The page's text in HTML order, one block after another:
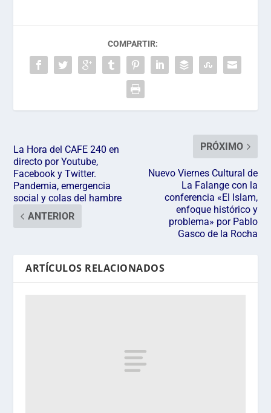
COMPARTIR:
La Hora del CAFE 240 en
directo por Youtube,
Facebook y Twitter.
Pandemia, emergencia
social y colas del hambre
ANTERIOR
PRÓXIMO
Nuevo Viernes Cultural de
La Falange con la
conferencia «El Islam,
enfoque histórico y
problema» por Pablo
Gasco de la Rocha
ARTÍCULOS RELACIONADOS